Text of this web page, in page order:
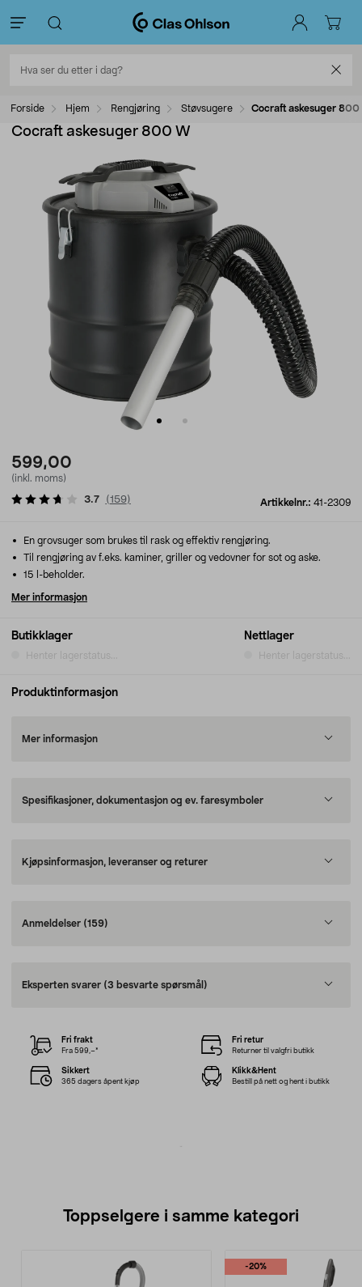
Forside Hjem Rengjøring Støvsugere Cocraft askesuger 800
Cocraft askesuger 800 W
599,00
(inkl. moms)
Artikkelnr.: 41-2309
3.7 (159)
Butikklager
Henter lagerstatus...
Nettlager
Henter lagerstatus...
En grovsuger som brukes til rask og effektiv rengjøring.
Til rengjøring av f.eks. kaminer, griller og vedovner for sot og aske.
15 l-beholder.
Mer informasjon
Produktinformasjon
Mer informasjon
Spesifikasjoner, dokumentasjon og ev. faresymboler
Kjøpsinformasjon, leveranser og returer
Anmeldelser (159)
Eksperten svarer (3 besvarte spørsmål)
Fri frakt
Fra 599,–*
Fri retur
Returner til valgfri butikk
Sikkert
365 dagers åpent kjøp
Klikk&Hent
Bestill på nett og hent i butikk
Toppselgere i samme kategori
-20%